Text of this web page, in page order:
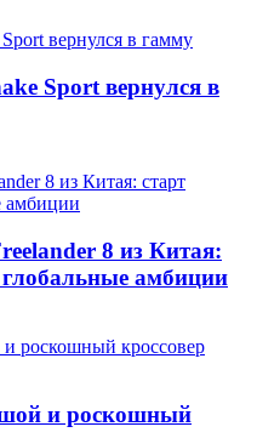
Sport вернулся в
8 из Китая:
глобальные амбиции
и роскошный